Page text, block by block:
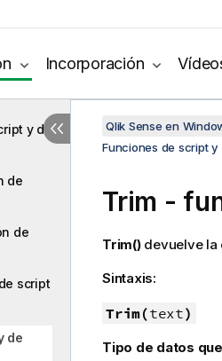
Incorporación
y de
y de
y de
de
de
script
de
Qlik Sense en
Funciones de script y
Trim -
Trim()devuelve la
Sintaxis:
Trim(text)
Tipo de datos